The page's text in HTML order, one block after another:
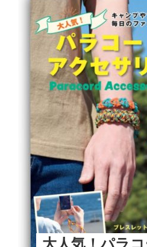
大人気！パラ